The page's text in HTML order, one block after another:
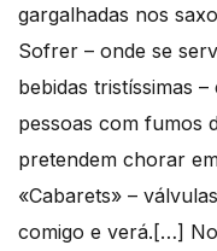
gargalhadas nos
Sofrer – onde se
bebidas tristíssimas
pessoas com fumos
pretendem chorar
«Cabarets» –
comigo e verá.[…]